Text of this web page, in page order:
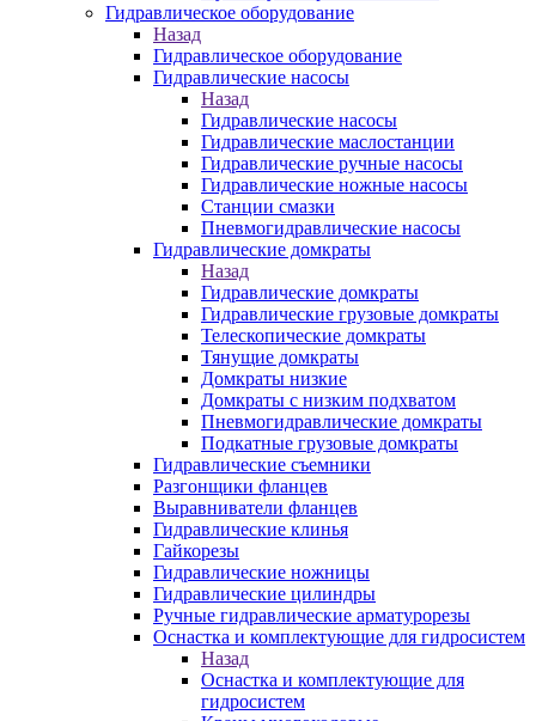
Гидравлическое оборудование
Назад
Гидравлическое оборудование
Гидравлические насосы
Назад
Гидравлические насосы
Гидравлические маслостанции
Гидравлические ручные насосы
Гидравлические ножные насосы
Станции смазки
Пневмогидравлические насосы
Гидравлические домкраты
Назад
Гидравлические домкраты
Гидравлические грузовые домкраты
Телескопические домкраты
Тянущие домкраты
Домкраты низкие
Домкраты с низким подхватом
Пневмогидравлические домкраты
Подкатные грузовые домкраты
Гидравлические съемники
Разгонщики фланцев
Выравниватели фланцев
Гидравлические клинья
Гайкорезы
Гидравлические ножницы
Гидравлические цилиндры
Ручные гидравлические арматурорезы
Оснастка и комплектующие для гидросистем
Назад
Оснастка и комплектующие для
гидросистем